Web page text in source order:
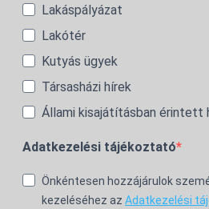
Lakáspályázat
Lakótér
Kutyás ügyek
Társasházi hírek
Állami kisajátításban érintett
Adatkezelési tájékoztató
Önkéntesen hozzájárulok
kezeléséhez az Adatkezelési